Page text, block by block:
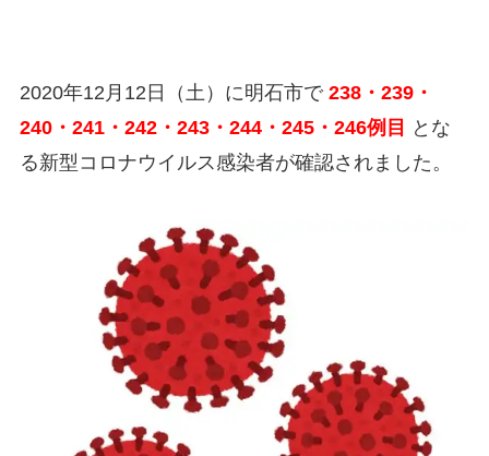
2020年12月12日（土）に明石市で 238・239・
240・241・242・243・244・245・246例目
とな
る新型コロナウイルス感染者が確認されました。